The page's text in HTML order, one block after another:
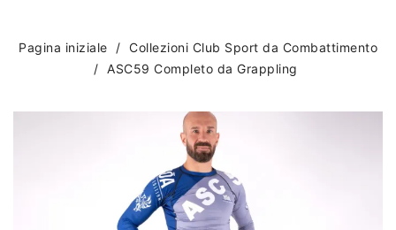
Pagina iniziale
Collezioni Club Sport da Combattimento
ASC59 Completo da Grappling